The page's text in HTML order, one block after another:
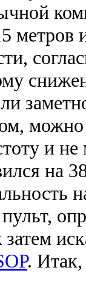
метров
и не
на
затем
.